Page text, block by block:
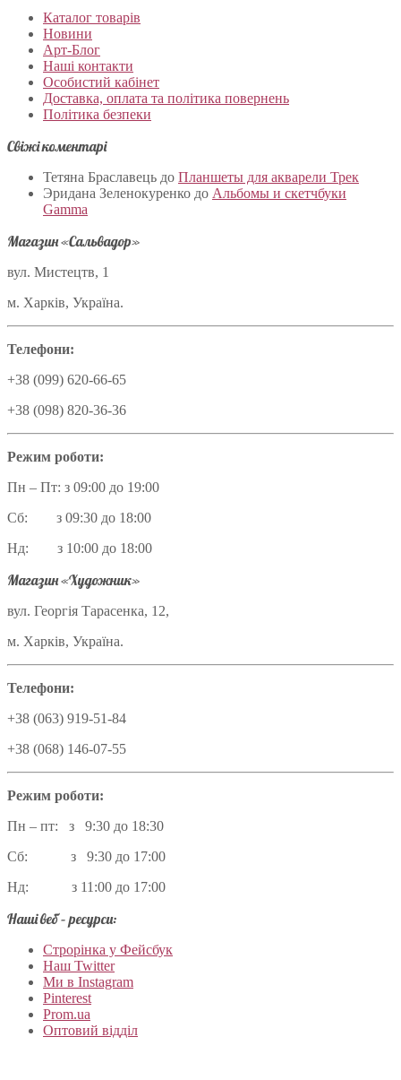
Каталог товарів
Новини
Арт-Блог
Наші контакти
Особистий кабінет
Доставка, оплата та політика повернень
Політика безпеки
Свіжі коментарі
Тетяна Браславець до Планшеты для акварели Трек
Эридана Зеленокуренко до Альбомы и скетчбуки
Gamma
Магазин «Сальвадор»
вул. Мистецтв, 1
м. Харків, Україна.
Телефони:
+38 (099) 620-66-65
+38 (098) 820-36-36
Режим роботи:
Пн – Пт: з 09:00 до 19:00
Сб: з 09:30 до 18:00
Нд: з 10:00 до 18:00
Магазин «Художник»
вул. Георгія Тарасенка, 12,
м. Харків, Україна.
Телефони:
+38 (063) 919-51-84
+38 (068) 146-07-55
Режим роботи:
Пн – пт: з 9:30 до 18:30
Сб: з 9:30 до 17:00
Нд: з 11:00 до 17:00
Наші веб – ресурси:
Строрінка у Фейсбук
Наш Twitter
Ми в Instagram
Pinterest
Prom.ua
Оптовий відділ